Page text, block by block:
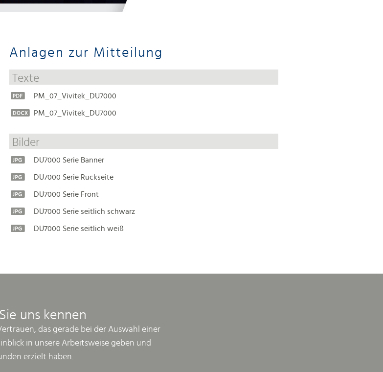
Anlagen zur Mitteilung
Texte
PM_07_Vivitek_DU7000
PM_07_Vivitek_DU7000
Bilder
DU7000 Serie Banner
DU7000 Serie Rückseite
DU7000 Serie Front
DU7000 Serie seitlich schwarz
DU7000 Serie seitlich weiß
uns kennen
das gerade bei der Auswahl einer
in unsere Arbeitsweise geben und
erzielt haben.